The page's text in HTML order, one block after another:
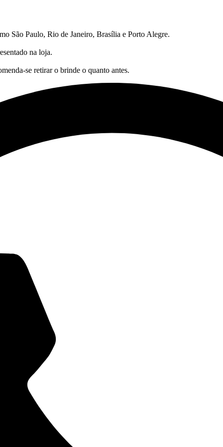
São Paulo, Rio de Janeiro, Brasília e Porto Alegre.
na loja.
se retirar o brinde o quanto antes.